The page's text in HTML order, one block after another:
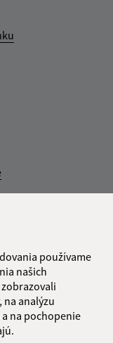
používame
našich
na analýzu
na pochopenie
manuálom